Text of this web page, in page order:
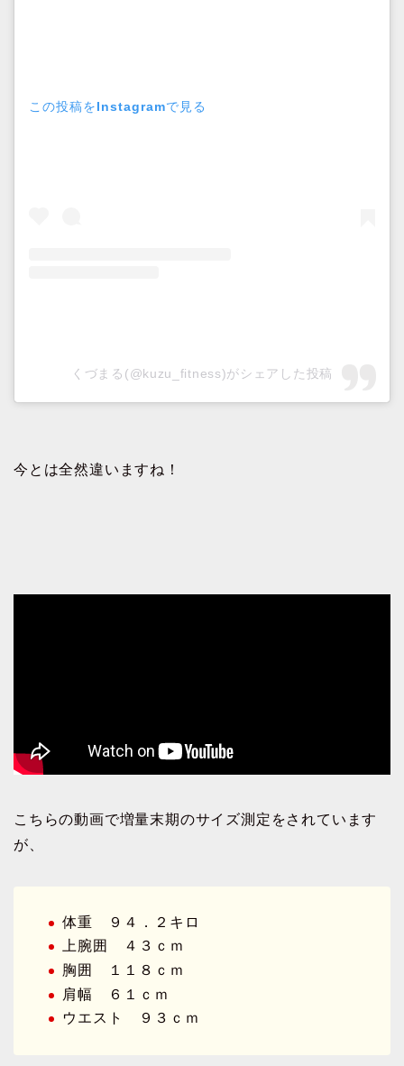
この投稿をInstagramで見る
くづまる(@kuzu_fitness)がシェアした投稿
今とは全然違いますね！
こちらの動画で増量末期のサイズ測定をされています
が、
体重 ９４．２キロ
上腕囲 ４３ｃｍ
胸囲 １１８ｃｍ
肩幅 ６１ｃｍ
ウエスト ９３ｃｍ